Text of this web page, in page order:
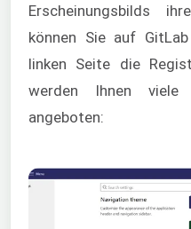
Erscheinungsbilds
können Sie auf
linken Seite die
werden Ihnen viele
angeboten: